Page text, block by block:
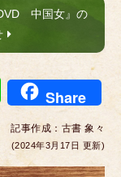
中国女』の
Li
n
e
Share
記事作成： 古書 象々
(2024年3月17日 更新)